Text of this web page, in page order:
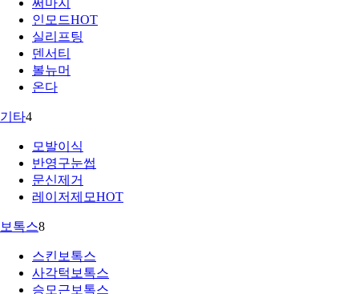
써마지
인모드HOT
실리프팅
덴서티
볼뉴머
온다
기타4
모발이식
반영구눈썹
문신제거
레이저제모HOT
보톡스8
스킨보톡스
사각턱보톡스
승모근보톡스